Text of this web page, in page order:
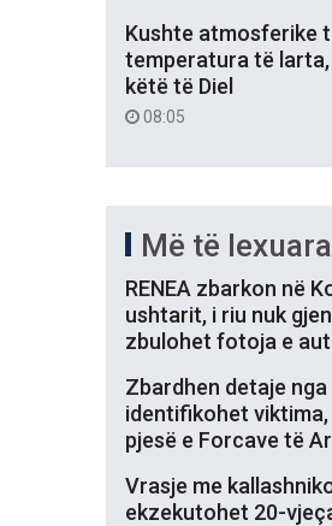
Kushte atmosferike
temperatura të
këtë të Diel
08:05
Më të
RENEA zbarkon në
ushtarit, i riu nuk
zbulohet fotoja e
Zbardhen detaje
identifikohet
pjesë e Forcave të
Vrasje me
ekzekutohet 20-